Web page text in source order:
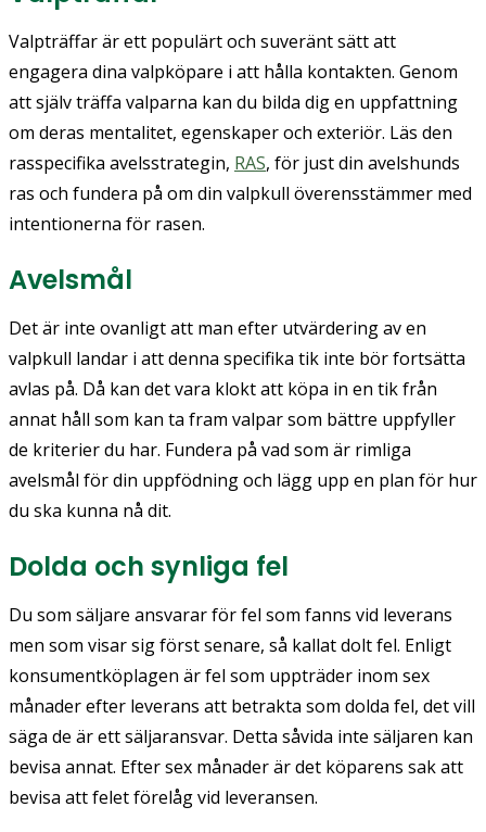
Valpträffar är ett populärt och suveränt sätt att
engagera dina valpköpare i att hålla kontakten. Genom
att själv träffa valparna kan du bilda dig en uppfattning
om deras mentalitet, egenskaper och exteriör. Läs den
rasspecifika avelsstrategin, RAS, för just din avelshunds
ras och fundera på om din valpkull överensstämmer med
intentionerna för rasen.
Avelsmål
Det är inte ovanligt att man efter utvärdering av en
valpkull landar i att denna specifika tik inte bör fortsätta
avlas på. Då kan det vara klokt att köpa in en tik från
annat håll som kan ta fram valpar som bättre uppfyller
de kriterier du har. Fundera på vad som är rimliga
avelsmål för din uppfödning och lägg upp en plan för hur
du ska kunna nå dit.
Dolda och synliga fel
Du som säljare ansvarar för fel som fanns vid leverans
men som visar sig först senare, så kallat dolt fel. Enligt
konsumentköplagen är fel som uppträder inom sex
månader efter leverans att betrakta som dolda fel, det vill
säga de är ett säljaransvar. Detta såvida inte säljaren kan
bevisa annat. Efter sex månader är det köparens sak att
bevisa att felet förelåg vid leveransen.